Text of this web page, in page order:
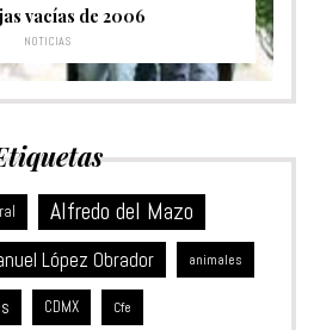
vacías de 2006
NOTICIAS
Alfredo del Mazo
López Obrador animales
CDMX Cfe